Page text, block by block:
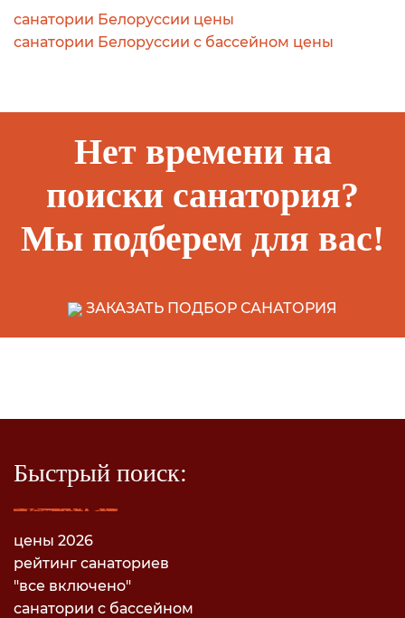
санатории Белоруссии цены
санатории Белоруссии с бассейном цены
Нет времени на
поиски санатория?
Мы подберем для вас!
ЗАКАЗАТЬ ПОДБОР САНАТОРИЯ
Быстрый поиск:
цены 2026
рейтинг санаториев
"все включено"
санатории с бассейном